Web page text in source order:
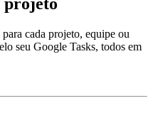
projeto
cada projeto, equipe ou
seu Google Tasks, todos em